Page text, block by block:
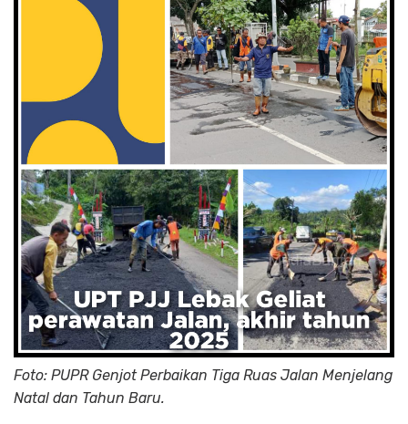
Foto: PUPR Genjot Perbaikan Tiga Ruas Jalan Menjelang
Natal dan Tahun Baru.